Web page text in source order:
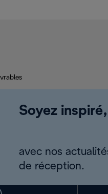
Soyez
avec nos
de réception.